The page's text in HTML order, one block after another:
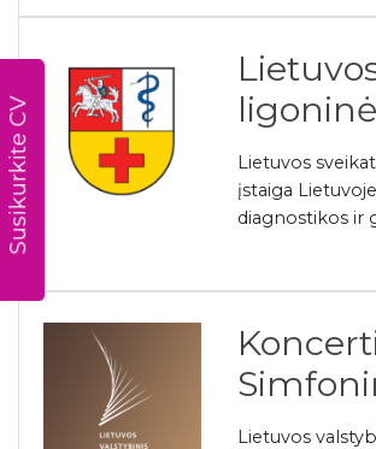
Susikurkite CV
Lietuvos
įstaiga
diagnostikos ir
Lietuvos